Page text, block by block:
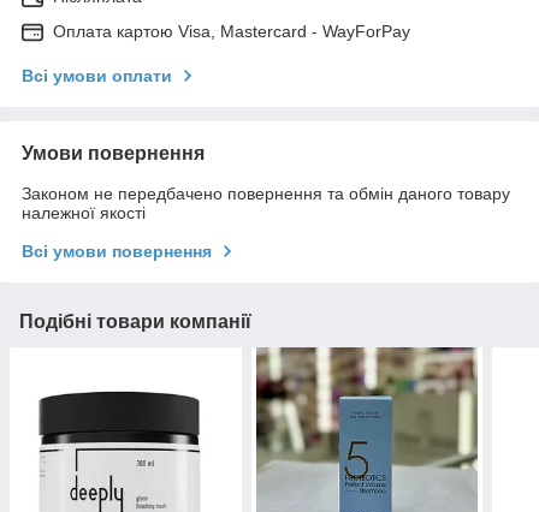
Оплата картою Visa, Mastercard - WayForPay
Всі умови оплати
Умови повернення
Законом не передбачено повернення та обмін даного товару
належної якості
Всі умови повернення
Подібні товари компанії